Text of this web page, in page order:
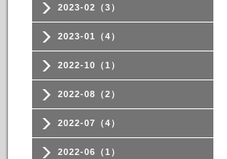
2023-02（3）
2023-01（4）
2022-10（1）
2022-08（2）
2022-07（4）
2022-06（1）